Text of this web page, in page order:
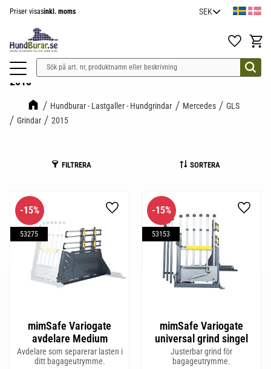
Priser visasinkl. moms
Favoriter
2015
Hundburar - Lastgaller - Hundgrindar Mercedes
GLS
Grindar
2015
FILTRERA SORTERA
mimSafe Variogate
avdelare Medium
Avdelare som separerar lasten i
ditt bagageutrymme.
15%
53275
Lägg till i favoriter
mimSafe Variogate
universal grind singel
Justerbar grind för
bagageutrymme.
15%
53153
Lägg